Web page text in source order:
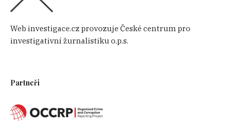
Web investigace.cz provozuje České centrum pro
investigativní žurnalistiku o.p.s.
Partneři